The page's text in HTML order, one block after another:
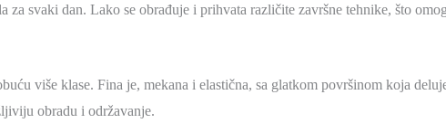
za svaki dan. Lako se obrađuje i prihvata različite završne tehnike, što
više klase. Fina je, mekana i elastična, sa glatkom površinom koja
obradu i održavanje.